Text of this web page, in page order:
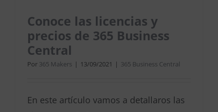
Conoce las licencias y
precios de 365 Business
Central
Por 365 Makers | 13/09/2021 | 365 Business Central
En este artículo vamos a detallaros las